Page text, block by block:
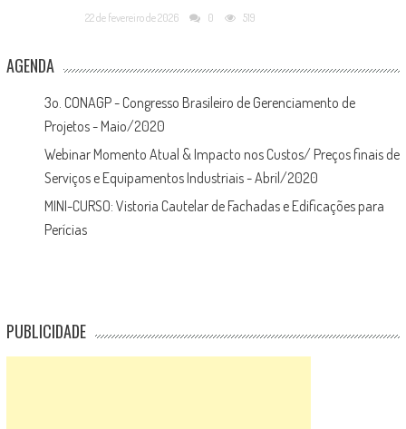
22 de fevereiro de 2026 0 519
AGENDA
3o. CONAGP - Congresso Brasileiro de Gerenciamento de
Projetos - Maio/2020
Webinar Momento Atual & Impacto nos Custos/ Preços finais de
Serviços e Equipamentos Industriais - Abril/2020
MINI-CURSO: Vistoria Cautelar de Fachadas e Edificações para
Perícias
PUBLICIDADE